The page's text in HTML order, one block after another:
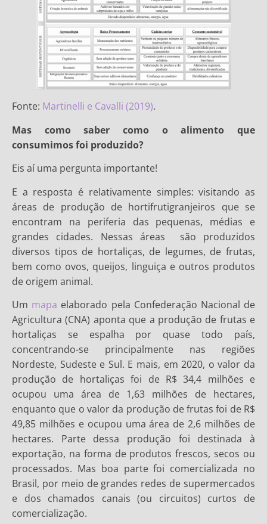
Fonte: Martinelli e Cavalli (2019).
Mas como saber como o alimento que
consumimos foi produzido?
Eis aí uma pergunta importante!
E a resposta é relativamente simples: visitando as
áreas de produção de hortifrutigranjeiros que se
encontram na periferia das pequenas, médias e
grandes cidades. Nessas áreas são produzidos
diversos tipos de hortaliças, de legumes, de frutas,
bem como ovos, queijos, linguiça e outros produtos
de origem animal.
Um mapa elaborado pela Confederação Nacional de
Agricultura (CNA) aponta que a produção de frutas e
hortaliças se espalha por quase todo país,
concentrando-se principalmente nas regiões
Nordeste, Sudeste e Sul. E mais, em 2020, o valor da
produção de hortaliças foi de R$ 34,4 milhões e
ocupou uma área de 1,63 milhões de hectares,
enquanto que o valor da produção de frutas foi de R$
49,85 milhões e ocupou uma área de 2,6 milhões de
hectares. Parte dessa produção foi destinada à
exportação, na forma de produtos frescos, secos ou
processados. Mas boa parte foi comercializada no
Brasil, por meio de grandes redes de supermercados
e dos chamados canais (ou circuitos) curtos de
comercialização.